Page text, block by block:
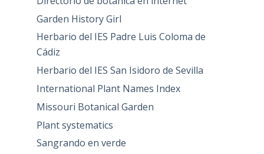
Garden History Girl
Herbario del IES Padre Luis Coloma de
Cádiz
Herbario del IES San Isidoro de Sevilla
International Plant Names Index
Missouri Botanical Garden
Plant systematics
Sangrando en verde